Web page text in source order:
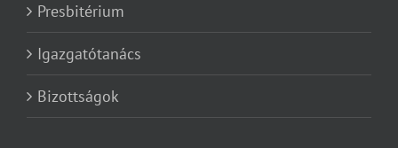
Presbitérium
Igazgatótanács
Bizottságok